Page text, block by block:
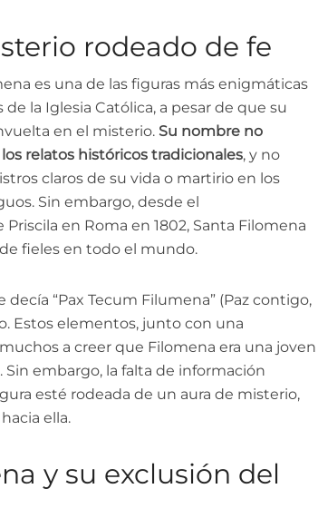
rodeado de fe
es una de las figuras más enigmáticas
de la Iglesia Católica, a pesar de que su
en el misterio. Su nombre no
relatos históricos tradicionales, y no
claros de su vida o martirio en los
Sin embargo, desde el
en Roma en 1802, Santa Filomena
fieles en todo el mundo.
“Pax Tecum Filumena” (Paz contigo,
Estos elementos, junto con una
a creer que Filomena era una joven
embargo, la falta de información
esté rodeada de un aura de misterio,
ella.
y su exclusión del